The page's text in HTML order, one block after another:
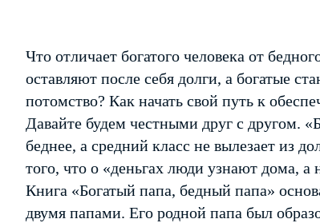
Что отличает богатого человека от
оставляют после себя долги, а богатые
потомство? Как начать свой путь к
Давайте будем честными друг с другом.
беднее, а средний класс не вылезает из
того, что о «деньгах люди узнают дома,
Книга «Богатый папа, бедный папа»
двумя папами. Его родной папа был